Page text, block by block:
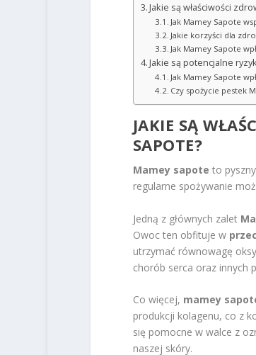
Jakie są właściwości
Jak Mamey Sapote
Jakie korzyści dla
Jak Mamey Sapote
Jakie są potencjalne
Jak Mamey Sapote
Czy spożycie pestek
JAKIE SĄ
SAPOTE?
Mamey sapote to
regularne spożywanie
Jedną z głównych zalet
Owoc ten obfituje w
utrzymać równowagę
chorób serca oraz innych
Co więcej, mamey
produkcji kolagenu, co z
się pomocne w walce z
naszej skóry.